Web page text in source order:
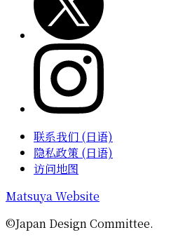
联系我们 (日语)
隐私政策 (日语)
访问地图
Matsuya Website
©Japan Design Committee.